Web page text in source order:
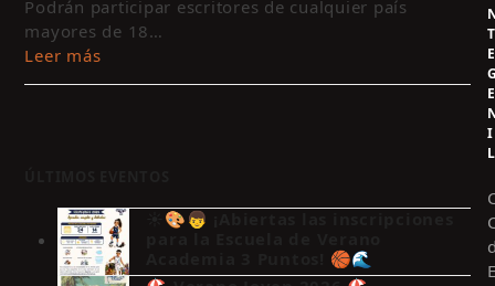
Podrán participar escritores de cualquier país
mayores de 18…
Leer más
☀️🎨👦 ¡Abiertas las inscripciones
Academia 3 Puntos! 🏀🌊
T
E
E
I
L